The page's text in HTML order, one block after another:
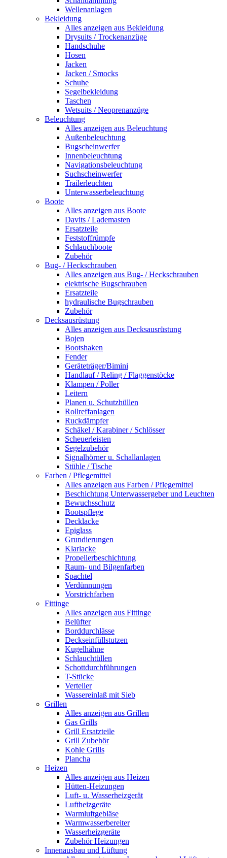
Wellenanlagen
Bekleidung
Alles anzeigen aus Bekleidung
Drysuits / Trockenanzüge
Handschuhe
Hosen
Jacken
Jacken / Smocks
Schuhe
Segelbekleidung
Taschen
Wetsuits / Neoprenanzüge
Beleuchtung
Alles anzeigen aus Beleuchtung
Außenbeleuchtung
Bugscheinwerfer
Innenbeleuchtung
Navigationsbeleuchtung
Suchscheinwerfer
Trailerleuchten
Unterwasserbeleuchtung
Boote
Alles anzeigen aus Boote
Davits / Lademasten
Ersatzteile
Feststoffrümpfe
Schlauchboote
Zubehör
Bug- / Heckschrauben
Alles anzeigen aus Bug- / Heckschrauben
elektrische Bugschrauben
Ersatzteile
hydraulische Bugschrauben
Zubehör
Decksausrüstung
Alles anzeigen aus Decksausrüstung
Bojen
Bootshaken
Fender
Geräteträger/Bimini
Handlauf / Reling / Flaggenstöcke
Klampen / Poller
Leitern
Planen u. Schutzhüllen
Rollreffanlagen
Ruckdämpfer
Schäkel / Karabiner / Schlösser
Scheuerleisten
Segelzubehör
Signalhörner u. Schallanlagen
Stühle / Tische
Farben / Pflegemittel
Alles anzeigen aus Farben / Pflegemittel
Beschichtung Unterwassergeber und Leuchten
Bewuchsschutz
Bootspflege
Decklacke
Epiglass
Grundierungen
Klarlacke
Propellerbeschichtung
Raum- und Bilgenfarben
Spachtel
Verdünnungen
Vorstrichfarben
Fittinge
Alles anzeigen aus Fittinge
Belüfter
Borddurchlässe
Deckseinfüllstutzen
Kugelhähne
Schlauchtüllen
Schottdurchführungen
T-Stücke
Verteiler
Wassereinlaß mit Sieb
Grillen
Alles anzeigen aus Grillen
Gas Grills
Grill Ersatzteile
Grill Zubehör
Kohle Grills
Plancha
Heizen
Alles anzeigen aus Heizen
Hütten-Heizungen
Luft- u. Wasserheizgerät
Luftheizgeräte
Warmluftgebläse
Warmwasserbereiter
Wasserheizgeräte
Zubehör Heizungen
Innenausbau und Lüftung